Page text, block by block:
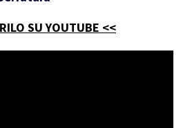
SU YOUTUBE <<